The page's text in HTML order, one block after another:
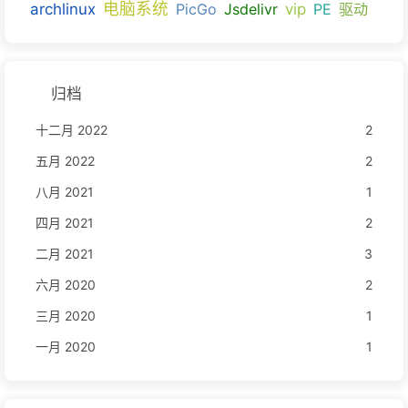
archlinux 电脑系统 PicGo Jsdelivr vip PE 驱动
归档
十二月 2022
2
五月 2022
2
八月 2021
1
四月 2021
2
二月 2021
3
六月 2020
2
三月 2020
1
一月 2020
1